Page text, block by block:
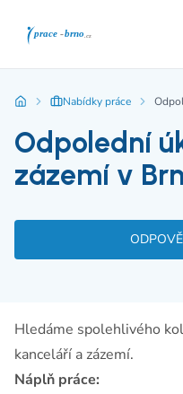
Nabídky práce
Odpolední
zázemí v
Hledáme spolehlivého
kanceláří a zázemí.
Náplň práce: